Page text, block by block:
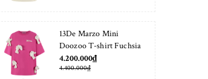
13De Marzo Mini
Doozoo T-shirt Fuchsia
Fedora
4.200.000₫
4.400.000₫